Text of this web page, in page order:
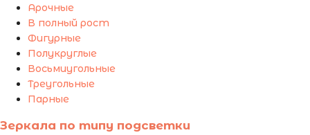
Арочные
В полный рост
Фигурные
Полукруглые
Восьмиугольные
Треугольные
Парные
Зеркала по типу подсветки